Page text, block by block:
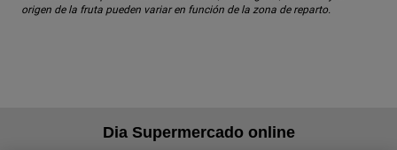
origen de la fruta pueden variar en función de la zona de reparto.
Dia Supermercado online